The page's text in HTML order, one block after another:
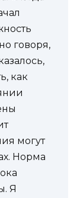
говоря,
как
могут
Норма
Я